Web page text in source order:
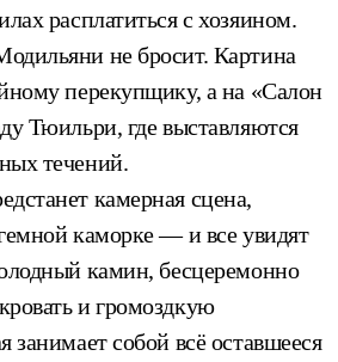
расплатиться с хозяином.
не бросит. Картина
перекупщику, а на «Салон
Тюильри, где выставляются
течений.
камерная сцена,
каморке — и все увидят
камин, бесцеремонно
и громоздкую
занимает собой всё оставшееся